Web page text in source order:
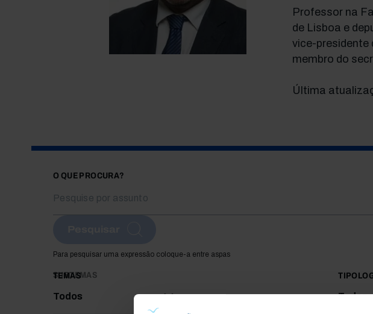
Professor na
de Lisboa e
vice-presidente
membro do
Última
O QUE PROCURA?
Para pesquisar uma expressão coloque-a entre aspas
TEMAS
Todos
SUBTEMAS
Todos